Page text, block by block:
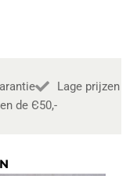
Lage prijzen
de Є50,-